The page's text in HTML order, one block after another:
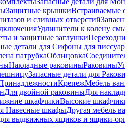
Защитные крышкиВстраиваемые
и сливных отверстий
Удлинители к колену
и защитные заглушки
детали для Cифоны для
патрубкаОблицовка
Накладные раковиныРаковины
Запасные детали для
КрепежМебель
Для двойной раковиныДля
шкафчикиВысокие
Навесные шкафыДругая мебель
выдвижных ящиков и ящики-